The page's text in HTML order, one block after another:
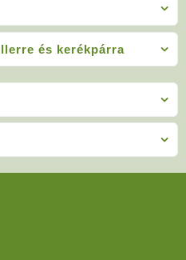
és kerékpárra